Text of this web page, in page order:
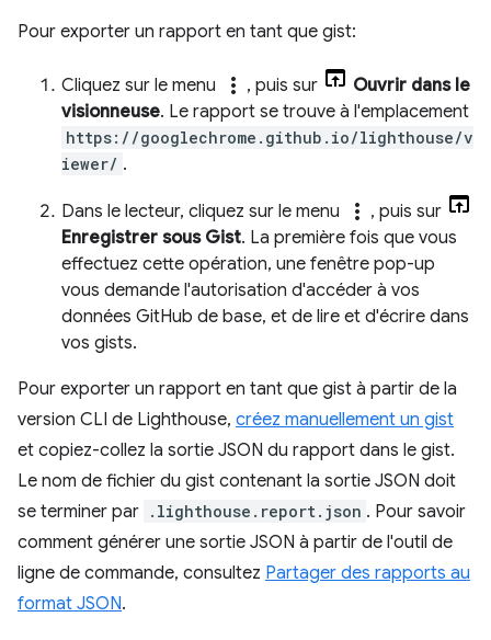
Pour exporter un rapport en tant que gist:
Cliquez sur le menu more_vert , puis sur
Ouvrir dans le
visionneuse. Le rapport se trouve à l'emplacement
https://googlechrome.github.io/lighthouse/v
iewer/ .
Dans le lecteur, cliquez sur le menu more_vert , puis sur
Enregistrer sous Gist. La première fois que vous
effectuez cette opération, une fenêtre pop-up
vous demande l'autorisation d'accéder à vos
données GitHub de base, et de lire et d'écrire dans
vos gists.
Pour exporter un rapport en tant que gist à partir de la
version CLI de Lighthouse, créez manuellement un gist
et copiez-collez la sortie JSON du rapport dans le gist.
Le nom de fichier du gist contenant la sortie JSON doit
se terminer par .lighthouse.report.json . Pour savoir
comment générer une sortie JSON à partir de l'outil de
ligne de commande, consultez Partager des rapports au
format JSON.